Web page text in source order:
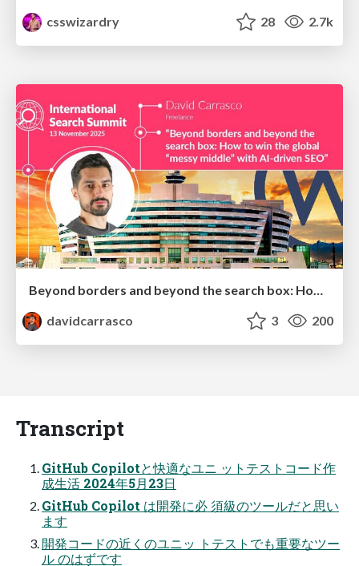
csswizardry
28 2.7k
davidcarrasco
3 200
Transcript
GitHub Copilotと快適なユニ ットテストコード作
成⽣活 2024年5⽉23⽇
GitHub Copilot は開発に必 須級のツールだと思い
ます
開発コードの近くのユニッ トテストでも重要なツー
ル のはずです